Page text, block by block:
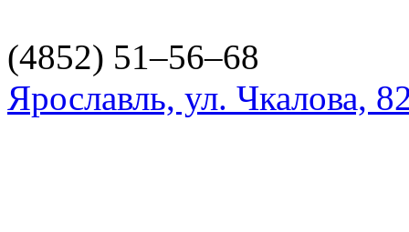
(4852) 51–56–68
Ярославль, ул. Чкалова,